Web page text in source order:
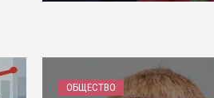
ОБЩЕСТВО